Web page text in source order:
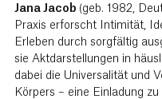
Jana Jacob (geb. 1982,
Praxis erforscht Intimität,
Erleben durch sorgfältig
sie Aktdarstellungen in
dabei die Universalität und
Körpers – eine Einladung